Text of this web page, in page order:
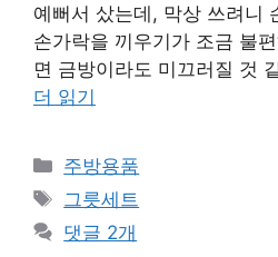
예뻐서 샀는데, 막상 쓰려니
손가락을 끼우기가 조금 불
면 금방이라도 미끄러질 것
더 읽기
카
테
리
주방용품
태
그
그릇세트
댓글 2개